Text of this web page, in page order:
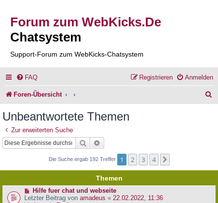
Forum zum WebKicks.De
Chatsystem
Support-Forum zum WebKicks-Chatsystem
FAQ Anmelden
Registrieren
Foren-Übersicht
Unbeantwortete Themen
Zur erweiterten Suche
Suche
Die Suche ergab 192 Treffer 1 2 3 4
Themen
N
e
Hilfe fuer chat und webseite
Letzter Beitrag von amadeus « 22.02.2022, 11:36